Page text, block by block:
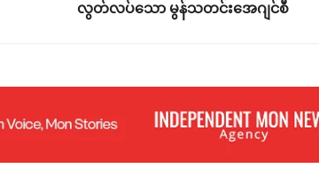
လွတ်လပ်သော မွန်သတင်းအေဂျင်စီ